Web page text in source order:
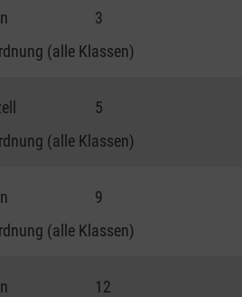
3
(alle Klassen)
5
(alle Klassen)
9
(alle Klassen)
12